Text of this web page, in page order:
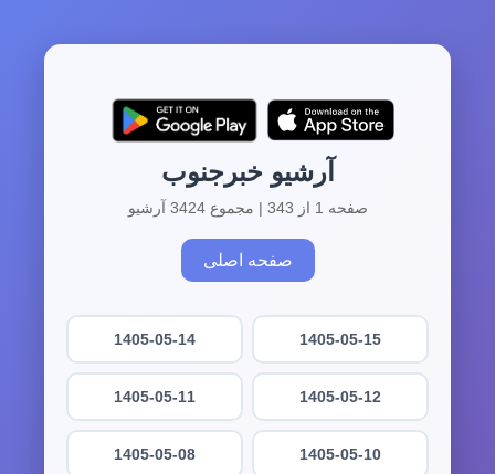
آرشیو خبرجنوب
صفحه 1 از 343 | مجموع 3424 آرشیو
صفحه اصلی
1405-05-15
1405-05-14
1405-05-12
1405-05-11
1405-05-10
1405-05-08